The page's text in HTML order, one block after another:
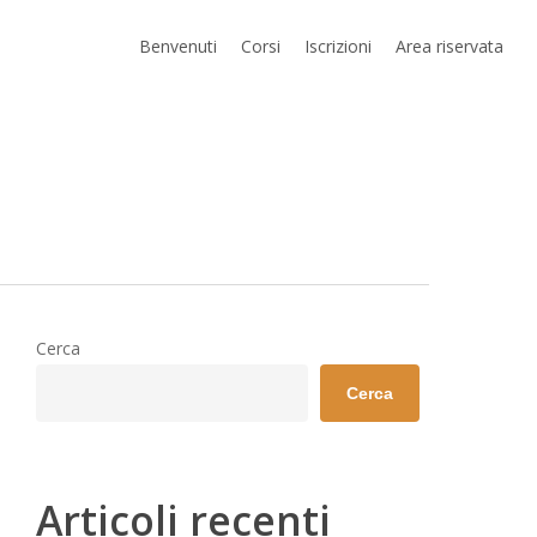
Benvenuti Corsi Iscrizioni Area riservata
Cerca
Cerca
Articoli recenti